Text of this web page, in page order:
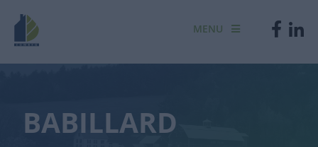
MENU
BABILLARD